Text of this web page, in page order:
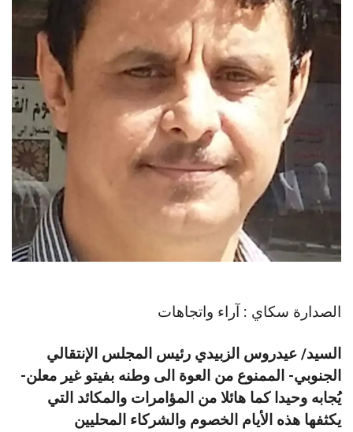
الصدارة سكاي : آراء واتجاهات
السيد/ عيدروس الزبيدي رئيس المجلس الإنتقالي
الجنوبي- الممنوع من العوة الى وطنه بفيتو غير معلن-
يُجابه وحيدا كما هائلا من المؤامرات والمكائد التي
يكثفها هذه الأيام الخصوم والشركاء المحليين